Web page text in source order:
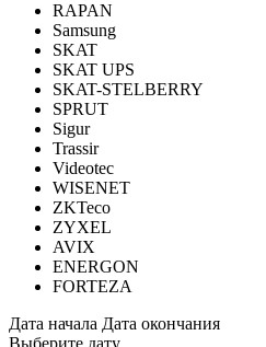
RAPAN
Samsung
SKAT
SKAT UPS
SKAT-STELBERRY
SPRUT
Sigur
Trassir
Videotec
WISENET
ZKTeco
ZYXEL
AVIX
ENERGON
FORTEZA
Дата начала Дата окончания
Выберите дату